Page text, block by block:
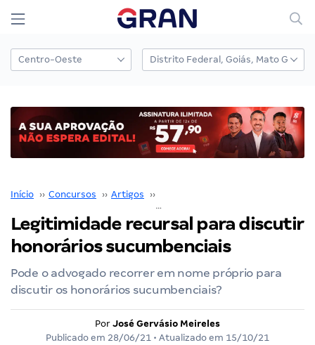
Início ›› Concursos ›› Artigos ››
Legitimidade recursal para discutir
honorários sucumbenciais
Pode o advogado recorrer em nome próprio para
discutir os honorários sucumbenciais?
Por José Gervásio Meireles
Publicado em 28/06/21 • Atualizado em 15/10/21